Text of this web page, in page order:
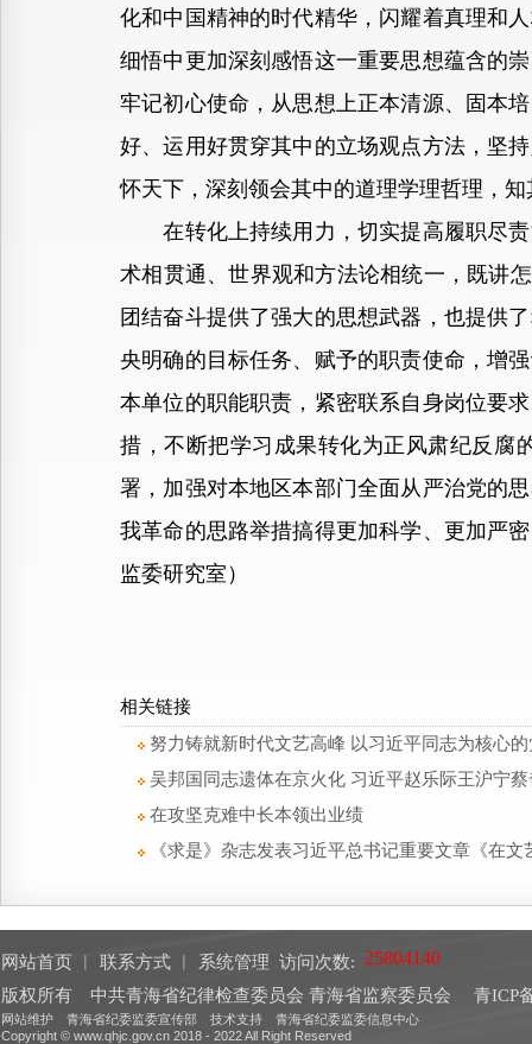
化和中国精神的时代精华，闪耀着真理和
细悟中更加深刻感悟这一重要思想蕴含的
牢记初心使命，从思想上正本清源、固本
好、运用好贯穿其中的立场观点方法，坚
怀天下，深刻领会其中的道理学理哲理，
在转化上持续用力，切实提高履职尽责
术相贯通、世界观和方法论相统一，既讲
团结奋斗提供了强大的思想武器，也提供
央明确的目标任务、赋予的职责使命，增
本单位的职能职责，紧密联系自身岗位要
措，不断把学习成果转化为正风肃纪反腐
署，加强对本地区本部门全面从严治党的
我革命的思路举措搞得更加科学、更加严
监委研究室）
相关链接
努力铸就新时代文艺高峰 以习近平同志为核心
吴邦国同志遗体在京火化 习近平赵乐际王沪宁
在攻坚克难中长本领出业绩
《求是》杂志发表习近平总书记重要文章《在
网站首页 联系方式 系统管理 访问次数:
版权所有 中共青海省纪律检查委员会 青海省监察委员会
青ICP
网站维护 青海省纪委监委宣传部 技术支持 青海省纪委监委信息中心
Copyright © www.qhjc.gov.cn 2018 - 2022 All Right Reserved